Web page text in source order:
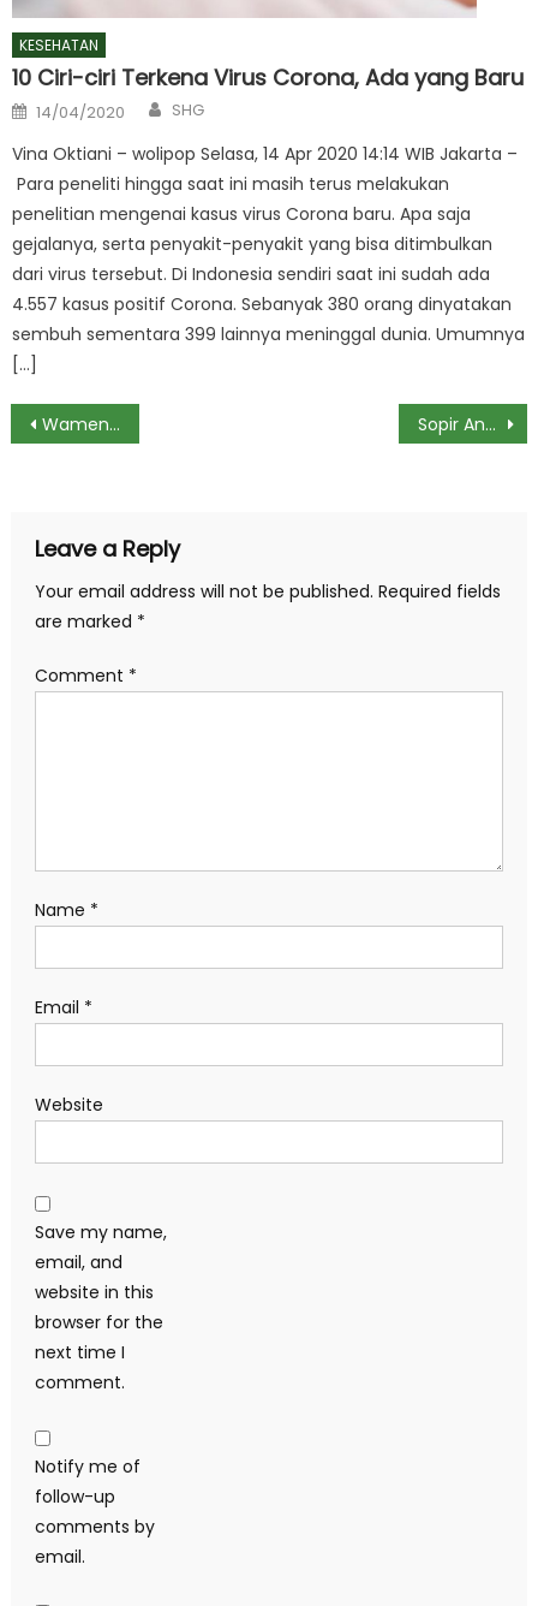
KESEHATAN
10 Ciri-ciri Terkena Virus Corona, Ada yang Baru
Posted
on
14/04/2020 Author
SHG
Vina Oktiani – wolipop Selasa, 14 Apr 2020 14:14 WIB Jakarta –
Para peneliti hingga saat ini masih terus melakukan
penelitian mengenai kasus virus Corona baru. Apa saja
gejalanya, serta penyakit-penyakit yang bisa ditimbulkan
dari virus tersebut. Di Indonesia sendiri saat ini sudah ada
4.557 kasus positif Corona. Sebanyak 380 orang dinyatakan
sembuh sementara 399 lainnya meninggal dunia. Umumnya
[…]
Post
Wamensos Ungkap Reaktivasi PBI BPJS Pasien Cuci Darah Dipercepat Sopir Angkot Demo Tutup Jalan, Lalin di Bekasi Macet Parah
Leave a Reply
Your email address will not be published. Required fields
are marked *
Comment *
Name *
Email *
Website
Save my name,
email, and
website in this
browser for the
next time I
comment.
Notify me of
follow-up
comments by
email.